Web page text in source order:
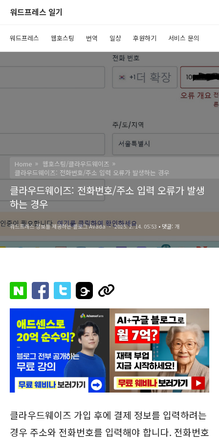
워드프레스 일기
워드프레스 웹호스팅 번역 일상 후원하기 서비스 문의
Home
웹호스팅/클라우드웨이즈
클라우드웨이즈: 전화번호/주소 입력 오류가 발생하는 경우
클라우드웨이즈: 전화번호/주소 입력 오류가 발생
하는 경우
워드프레스 정보를 제공하는 블로그 Avada 2025. 2. 14. 05:53 • 댓글: 개
클라우드웨이즈 가입 후에 결제 정보를 입력하려는
경우 주소와 전화번호를 입력해야 합니다. 전화번호